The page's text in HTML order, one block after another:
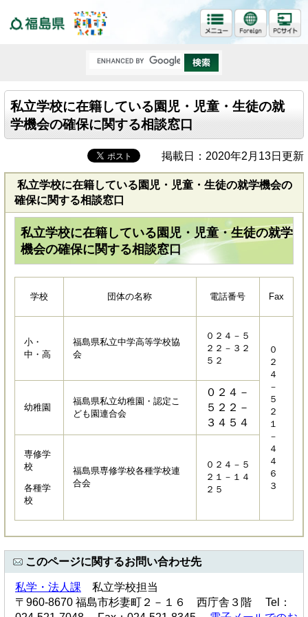
私立学校に在籍している園児・児童・生徒の就
学機会の確保に関する相談窓口
掲載日：2020年2月13日更新
私立学校に在籍している園児・児童・生徒の就学機会の
確保に関する相談窓口
私立学校に在籍している園児・児童・生徒の就学
機会の確保に関する相談窓口
学校 団体の名称 電話番号 Fax
小・
中・高
福島県私立中学高等学校協
会
０２４－５
２２－３２
５２
０
２
４
－
５
２
１
－
４
４
６
３
幼稚園
福島県私立幼稚園・認定こ
ども園連合会
０２４－
５２２－
３４５４
専修学
校
各種学
校
福島県専修学校各種学校連
合会
０２４－５
２１－１４
２５
このページに関するお問い合わせ先
私学・法人課 私立学校担当
〒960-8670 福島市杉妻町２－１６ 西庁舎３階 Tel：